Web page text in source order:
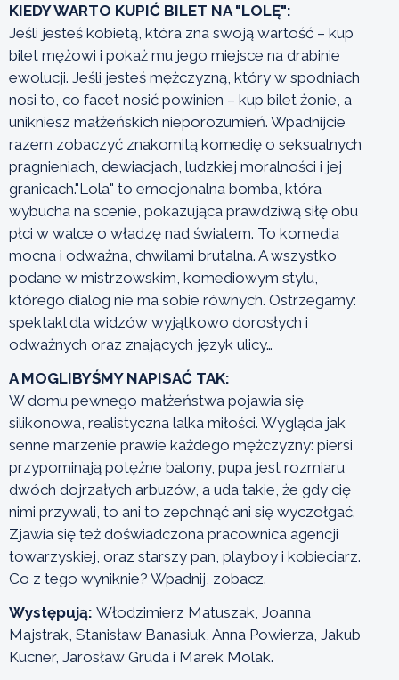
KIEDY WARTO KUPIĆ BILET NA "LOLĘ":
Jeśli jesteś kobietą, która zna swoją wartość – kup
bilet mężowi i pokaż mu jego miejsce na drabinie
ewolucji. Jeśli jesteś mężczyzną, który w spodniach
nosi to, co facet nosić powinien – kup bilet żonie, a
unikniesz małżeńskich nieporozumień. Wpadnijcie
razem zobaczyć znakomitą komedię o seksualnych
pragnieniach, dewiacjach, ludzkiej moralności i jej
granicach."Lola" to emocjonalna bomba, która
wybucha na scenie, pokazująca prawdziwą siłę obu
płci w walce o władzę nad światem. To komedia
mocna i odważna, chwilami brutalna. A wszystko
podane w mistrzowskim, komediowym stylu,
którego dialog nie ma sobie równych. Ostrzegamy:
spektakl dla widzów wyjątkowo dorosłych i
odważnych oraz znających język ulicy…
A MOGLIBYŚMY NAPISAĆ TAK:
W domu pewnego małżeństwa pojawia się
silikonowa, realistyczna lalka miłości. Wygląda jak
senne marzenie prawie każdego mężczyzny: piersi
przypominają potężne balony, pupa jest rozmiaru
dwóch dojrzałych arbuzów, a uda takie, że gdy cię
nimi przywali, to ani to zepchnąć ani się wyczołgać.
Zjawia się też doświadczona pracownica agencji
towarzyskiej, oraz starszy pan, playboy i kobieciarz.
Co z tego wyniknie? Wpadnij, zobacz.
Występują: Włodzimierz Matuszak, Joanna
Majstrak, Stanisław Banasiuk, Anna Powierza, Jakub
Kucner, Jarosław Gruda i Marek Molak.